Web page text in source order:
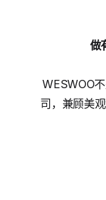
做
WESWOO
司，兼顾美